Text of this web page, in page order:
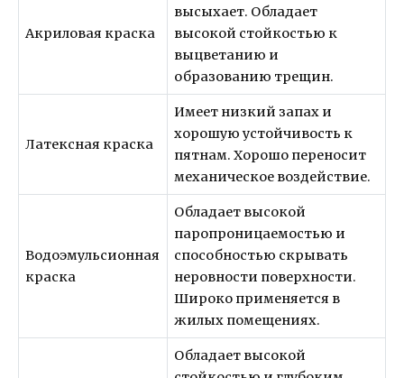
Акриловая краска
высыхает. Обладает
высокой стойкостью к
выцветанию и
образованию трещин.
Латексная краска
Имеет низкий запах и
хорошую устойчивость к
пятнам. Хорошо переносит
механическое воздействие.
Водоэмульсионная
краска
Обладает высокой
паропроницаемостью и
способностью скрывать
неровности поверхности.
Широко применяется в
жилых помещениях.
Обладает высокой